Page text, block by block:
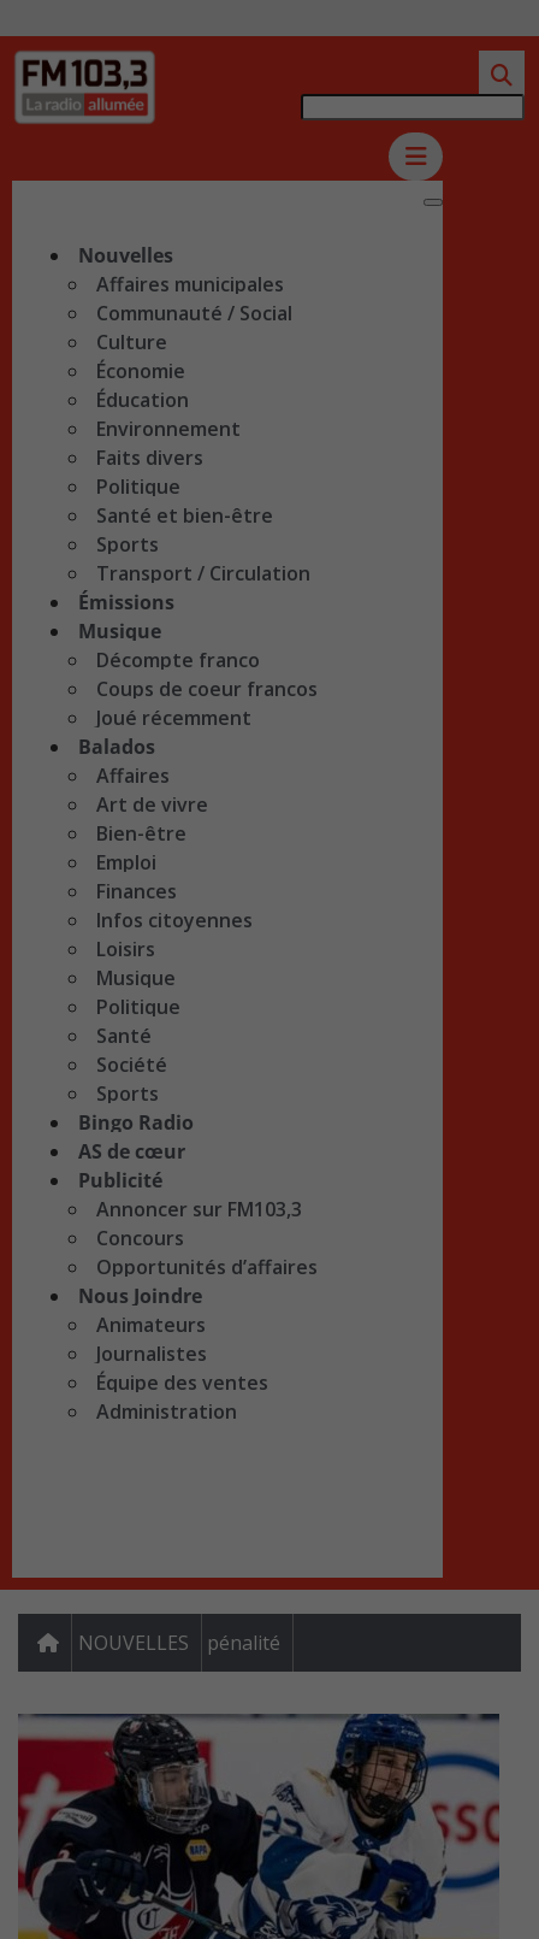
Nouvelles
Affaires municipales
Communauté / Social
Culture
Économie
Éducation
Environnement
Faits divers
Politique
Santé et bien-être
Sports
Transport / Circulation
Émissions
Musique
Décompte franco
Coups de coeur francos
Joué récemment
Balados
Affaires
Art de vivre
Bien-être
Emploi
Finances
Infos citoyennes
Loisirs
Musique
Politique
Santé
Société
Sports
Bingo Radio
AS de cœur
Publicité
Annoncer sur FM103,3
Concours
Opportunités d’affaires
Nous Joindre
Animateurs
Journalistes
Équipe des ventes
Administration
NOUVELLES pénalité